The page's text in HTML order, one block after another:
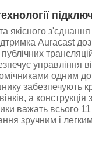
якісного
Auracast
управління
одним
забезпечують
а
важать всього
зручним і